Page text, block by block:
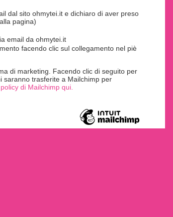
dal sito ohmytei.it e dichiaro di aver preso
pagina)
email da ohmytei.it
facendo clic sul collegamento nel piè
di marketing. Facendo clic di seguito per
saranno trasferite a Mailchimp per
di Mailchimp qui.